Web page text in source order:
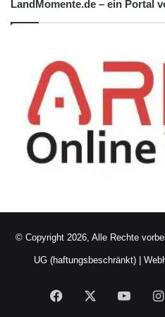
LandMomente.de – ein Portal
© Copyright 2026, Alle Rechte
UG (haftungsbeschränkt)|
Facebook